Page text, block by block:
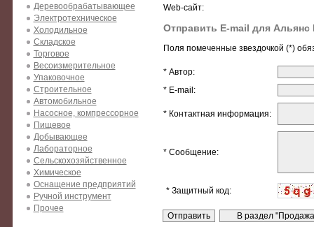
Деревообрабатывающее
Электротехническое
Холодильное
Складское
Торговое
Весоизмерительное
Упаковочное
Строительное
Автомобильное
Насосное, компрессорное
Пищевое
Добывающее
Лабораторное
Сельскохозяйственное
Химическое
Оснащение предприятий
Ручной инструмент
Прочее
Web-сайт:
Отправить E-mail для Альянс
Поля помеченные звездочкой (*)
* Автор:
* E-mail:
* Контактная информация:
* Сообщение:
* Защитный код: